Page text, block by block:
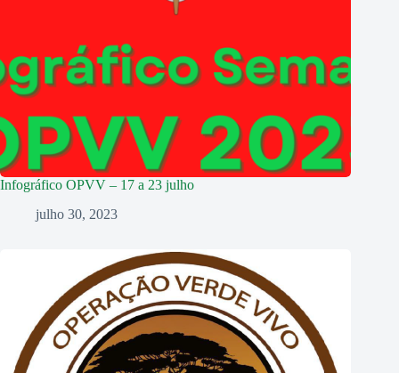
Infográfico OPVV – 17 a 23 julho
julho 30, 2023